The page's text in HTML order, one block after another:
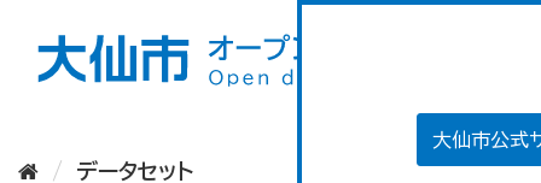
大仙市公式
データセット